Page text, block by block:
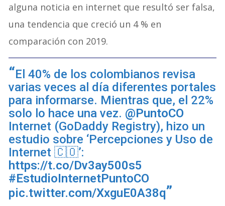
alguna noticia en internet que resultó ser falsa,
una tendencia que creció un 4 % en
comparación con 2019.
El 40% de los colombianos revisa
varias veces al día diferentes portales
para informarse. Mientras que, el 22%
solo lo hace una vez. @PuntoCO
Internet (GoDaddy Registry), hizo un
estudio sobre ‘Percepciones y Uso de
Internet 🇨🇴’:
https://t.co/Dv3ay500s5
#EstudioInternetPuntoCO
pic.twitter.com/XxguE0A38q